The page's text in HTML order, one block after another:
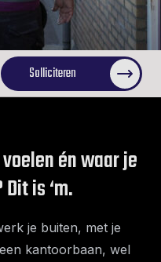
Solliciteren
én waar je
is ‘m.
je buiten, met je
kantoorbaan, wel